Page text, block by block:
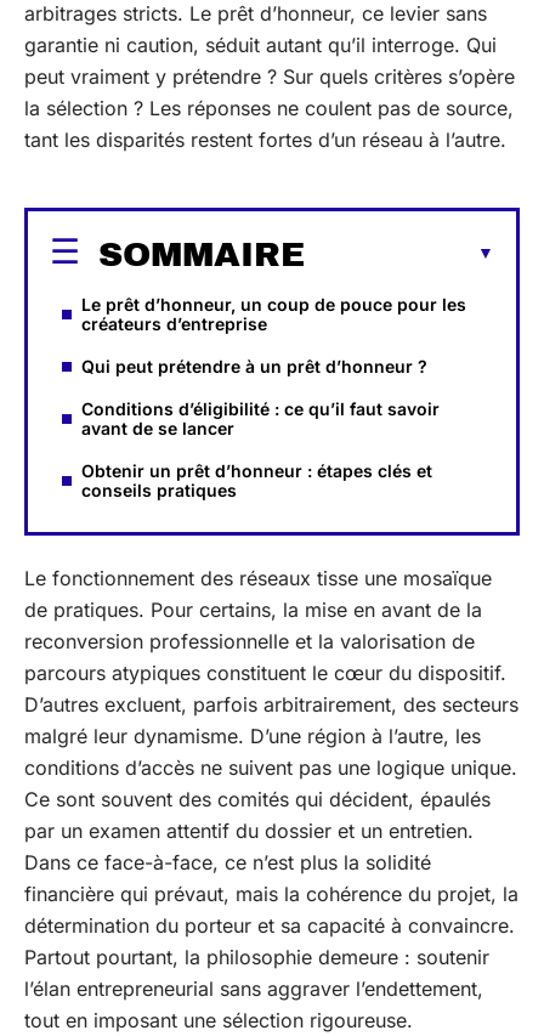
arbitrages stricts. Le prêt d’honneur, ce levier sans
garantie ni caution, séduit autant qu’il interroge. Qui
peut vraiment y prétendre ? Sur quels critères s’opère
la sélection ? Les réponses ne coulent pas de source,
tant les disparités restent fortes d’un réseau à l’autre.
SOMMAIRE
Le prêt d’honneur, un coup de pouce pour les
créateurs d’entreprise
Qui peut prétendre à un prêt d’honneur ?
Conditions d’éligibilité : ce qu’il faut savoir
avant de se lancer
Obtenir un prêt d’honneur : étapes clés et
conseils pratiques
Le fonctionnement des réseaux tisse une mosaïque
de pratiques. Pour certains, la mise en avant de la
reconversion professionnelle et la valorisation de
parcours atypiques constituent le cœur du dispositif.
D’autres excluent, parfois arbitrairement, des secteurs
malgré leur dynamisme. D’une région à l’autre, les
conditions d’accès ne suivent pas une logique unique.
Ce sont souvent des comités qui décident, épaulés
par un examen attentif du dossier et un entretien.
Dans ce face-à-face, ce n’est plus la solidité
financière qui prévaut, mais la cohérence du projet, la
détermination du porteur et sa capacité à convaincre.
Partout pourtant, la philosophie demeure : soutenir
l’élan entrepreneurial sans aggraver l’endettement,
tout en imposant une sélection rigoureuse.